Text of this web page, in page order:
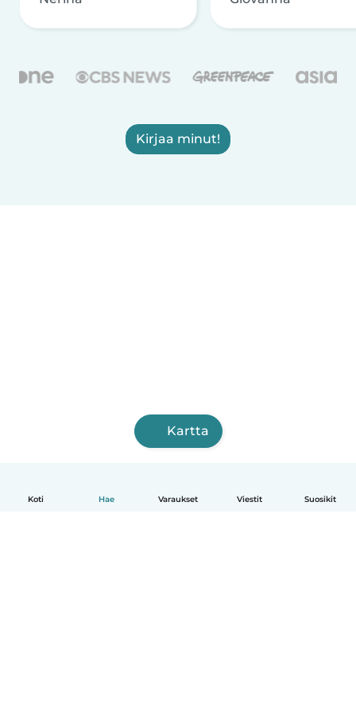
Koti Hae Varaukset Viestit Suosikit
Kirjaa minut!
Kartta